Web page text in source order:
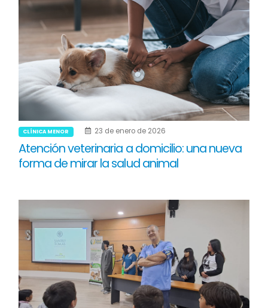
CLÍNICA MENOR 23 de enero de 2026
Atención veterinaria a domicilio: una nueva
forma de mirar la salud animal